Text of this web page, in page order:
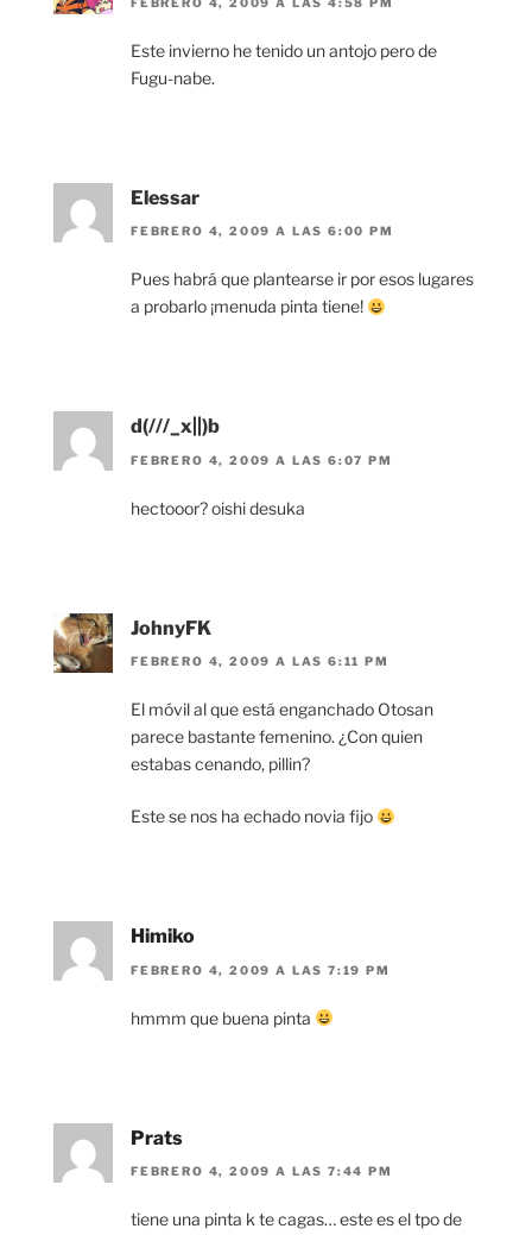
Este invierno he tenido un antojo pero de
Fugu-nabe.
Elessar
FEBRERO 4, 2009 A LAS 6:00 PM
Pues habrá que plantearse ir por esos lugares
a probarlo ¡menuda pinta tiene!
d(///_x||)b
FEBRERO 4, 2009 A LAS 6:07 PM
hectooor? oishi desuka
JohnyFK
FEBRERO 4, 2009 A LAS 6:11 PM
El móvil al que está enganchado Otosan
parece bastante femenino. ¿Con quien
estabas cenando, pillin?
Este se nos ha echado novia fijo
Himiko
FEBRERO 4, 2009 A LAS 7:19 PM
hmmm que buena pinta
Prats
FEBRERO 4, 2009 A LAS 7:44 PM
tiene una pinta k te cagas… este es el tpo de